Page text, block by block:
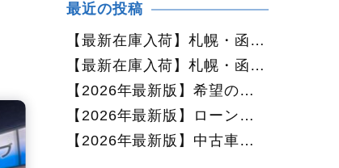
最近の投稿
【最新在庫入荷】札幌・函館で人気の中古車が続々入庫中｜早い者勝ち！【ダイハツ ミラココア660プラスX 4WD】
【最新在庫入荷】札幌・函館で人気の中古車が続々入庫中｜早い者勝ち！【ホンダ N-BOX660カスタムG Lパッケージ 4WD】
【2026年最新版】希望の中古車が見つからない方へ｜ネオカーオーダーで理想の一台を全国からお探しします
【2026年最新版】ローンに不安がある方へ｜ネオドライブローンの窓口で新しいカーライフをサポート
【2026年最新版】中古車購入でよくある質問20選｜初めての方でも失敗しない完全ガイド【札幌・北海道対応】